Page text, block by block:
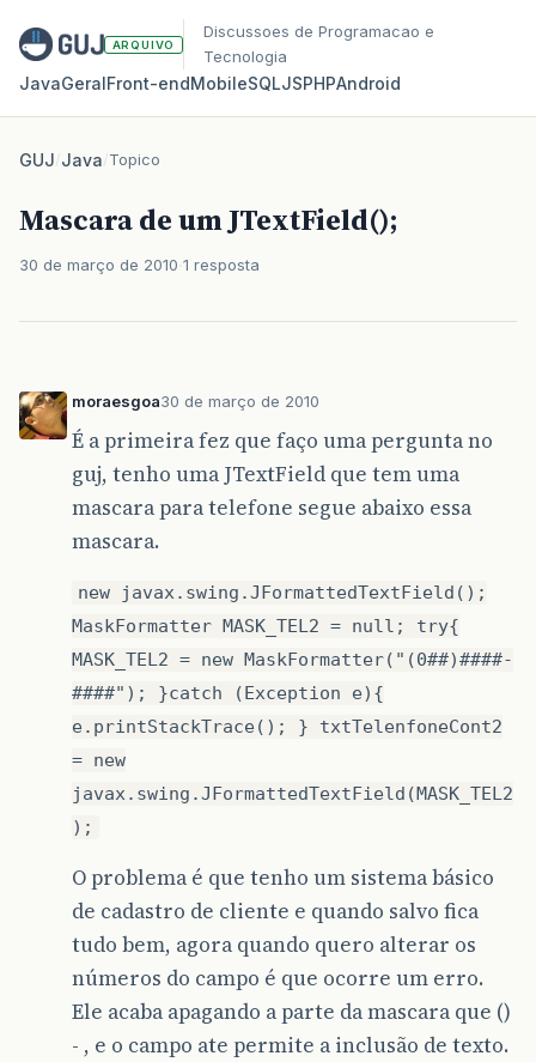
ARQUIVO
Discussoes de Programacao e
Tecnologia
JavaGeralFront‑endMobileSQLJSPHPAndroid
GUJ/Java/Topico
Mascara de um JTextField();
30 de março de 2010 1 resposta
moraesgoa30 de março de 2010
É a primeira fez que faço uma pergunta no
guj, tenho uma JTextField que tem uma
mascara para telefone segue abaixo essa
mascara.
new javax.swing.JFormattedTextField();
MaskFormatter MASK_TEL2 = null; try{
MASK_TEL2 = new MaskFormatter("(0##)####-
####"); }catch (Exception e){
e.printStackTrace(); } txtTelenfoneCont2
= new
javax.swing.JFormattedTextField(MASK_TEL2
);
O problema é que tenho um sistema básico
de cadastro de cliente e quando salvo fica
tudo bem, agora quando quero alterar os
números do campo é que ocorre um erro.
Ele acaba apagando a parte da mascara que ()
- , e o campo ate permite a inclusão de texto.